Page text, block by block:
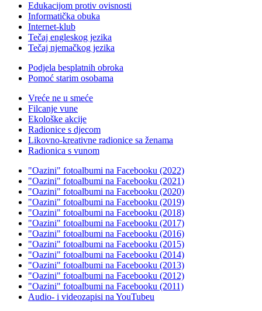
Edukacijom protiv ovisnosti
Informatička obuka
Internet-klub
Tečaj engleskog jezika
Tečaj njemačkog jezika
Podjela besplatnih obroka
Pomoć starim osobama
Vreće ne u smeće
Filcanje vune
Ekološke akcije
Radionice s djecom
Likovno-kreativne radionice sa ženama
Radionica s vunom
"Oazini" fotoalbumi na Facebooku (2022)
"Oazini" fotoalbumi na Facebooku (2021)
"Oazini" fotoalbumi na Facebooku (2020)
"Oazini" fotoalbumi na Facebooku (2019)
"Oazini" fotoalbumi na Facebooku (2018)
"Oazini" fotoalbumi na Facebooku (2017)
"Oazini" fotoalbumi na Facebooku (2016)
"Oazini" fotoalbumi na Facebooku (2015)
"Oazini" fotoalbumi na Facebooku (2014)
"Oazini" fotoalbumi na Facebooku (2013)
"Oazini" fotoalbumi na Facebooku (2012)
"Oazini" fotoalbumi na Facebooku (2011)
Audio- i videozapisi na YouTubeu